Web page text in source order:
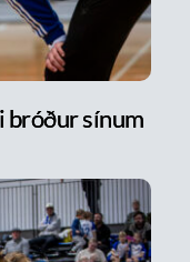
sínum